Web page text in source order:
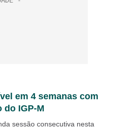
em 4 semanas com
do IGP-M
sessão consecutiva nesta